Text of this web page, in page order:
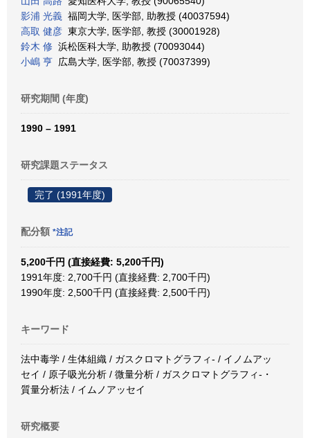
影浦 光義 福岡大学, 医学部, 助教授 (40037594)
高取 健彦 東京大学, 医学部, 教授 (30001928)
鈴木 修 浜松医科大学, 助教授 (70093044)
小嶋 亨 広島大学, 医学部, 教授 (70037399)
研究期間 (年度)
1990 – 1991
研究課題ステータス
完了 (1991年度)
配分額 *注記
5,200千円 (直接経費: 5,200千円)
1991年度: 2,700千円 (直接経費: 2,700千円)
1990年度: 2,500千円 (直接経費: 2,500千円)
キーワード
法中毒学 / 生体組織 / ガスクロマトグラフィ- / イノムアッ
セイ / 原子吸光分析 / 微量分析 / ガスクロマトグラフィ-・
質量分析法 / イムノアッセイ
研究概要